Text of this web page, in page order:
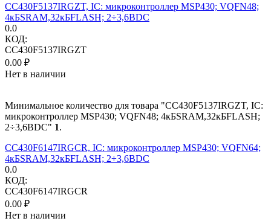
CC430F5137IRGZT, IC: микроконтроллер MSP430; VQFN48;
4кБSRAM,32кБFLASH; 2÷3,6ВDC
0.0
КОД:
CC430F5137IRGZT
0.00 ₽
Нет в наличии
Минимальное количество для товара "CC430F5137IRGZT, IC:
микроконтроллер MSP430; VQFN48; 4кБSRAM,32кБFLASH;
2÷3,6ВDC" 1.
CC430F6147IRGCR, IC: микроконтроллер MSP430; VQFN64;
4кБSRAM,32кБFLASH; 2÷3,6ВDC
0.0
КОД:
CC430F6147IRGCR
0.00 ₽
Нет в наличии